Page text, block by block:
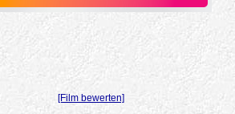
[Film bewerten]